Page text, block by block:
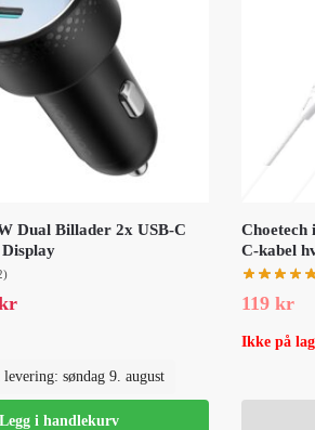
Dual Billader 2x USB-C
søndag 9. august
Legg i handlekurv
Choetech
C-kabel
119 kr
Ikke på